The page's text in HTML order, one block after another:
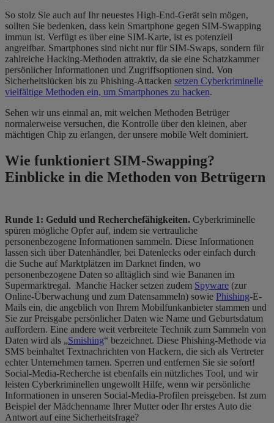
So stolz Sie auch auf Ihr neuestes High-End-Gerät sein mögen,
sollten Sie bedenken, dass kein Smartphone gegen SIM-Swapping
immun ist. Verfügt es über eine SIM-Karte, ist es potenziell
angreifbar. Smartphones sind nicht nur für SIM-Swaps, sondern für
zahlreiche Hacking-Methoden attraktiv, da sie eine Schatzkammer
persönlicher Informationen und Zugriffsoptionen sind. Von
Sicherheitslücken bis zu Phishing-Attacken setzen Cyberkriminelle
vielfältige Methoden ein, um Smartphones zu hacken.
Sehen wir uns einmal an, mit welchen Methoden Betrüger
normalerweise versuchen, die Kontrolle über den kleinen, aber
mächtigen Chip zu erlangen, der unsere mobile Welt dominiert.
Wie funktioniert SIM-Swapping?
Einblicke in die Methoden von Betrügern
Runde 1: Geduld und Recherchefähigkeiten. Cyberkriminelle
spüren mögliche Opfer auf, indem sie vertrauliche
personenbezogene Informationen sammeln. Diese Informationen
lassen sich über Datenhändler, bei Datenlecks oder einfach durch
die Suche auf Marktplätzen im Darknet finden, wo
personenbezogene Daten so alltäglich sind wie Bananen im
Supermarktregal. Manche Hacker setzen zudem Spyware (zur
Online-Überwachung und zum Datensammeln) sowie Phishing-E-
Mails ein, die angeblich von Ihrem Mobilfunkanbieter stammen und
Sie zur Preisgabe persönlicher Daten wie Name und Geburtsdatum
auffordern. Eine andere weit verbreitete Technik zum Sammeln von
Daten wird als „Smishing“ bezeichnet. Diese Phishing-Methode via
SMS beinhaltet Textnachrichten von Hackern, die sich als Vertreter
echter Unternehmen tarnen. Sperren und entfernen Sie sie sofort!
Social-Media-Recherche ist ebenfalls ein nützliches Tool, und wir
leisten Cyberkriminellen ungewollt Hilfe, wenn wir persönliche
Informationen in unseren Social-Media-Profilen preisgeben. Ist zum
Beispiel der Mädchenname Ihrer Mutter oder Ihr erstes Auto die
Antwort auf eine Sicherheitsfrage?